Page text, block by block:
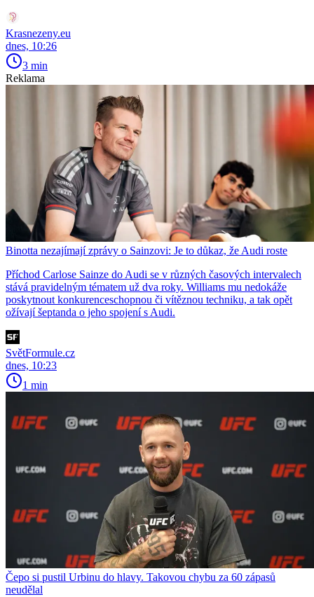
Krasnezeny.eu
dnes, 10:26
3 min
Reklama
Binotta nezajímají zprávy o Sainzovi: Je to důkaz, že Audi roste
Příchod Carlose Sainze do Audi se v různých časových intervalech
stává pravidelným tématem už dva roky. Williams mu nedokáže
poskytnout konkurenceschopnou či vítěznou techniku, a tak opět
ožívají šeptanda o jeho spojení s Audi.
SvětFormule.cz
dnes, 10:23
1 min
Čepo si pustil Urbinu do hlavy. Takovou chybu za 60 zápasů
neudělal